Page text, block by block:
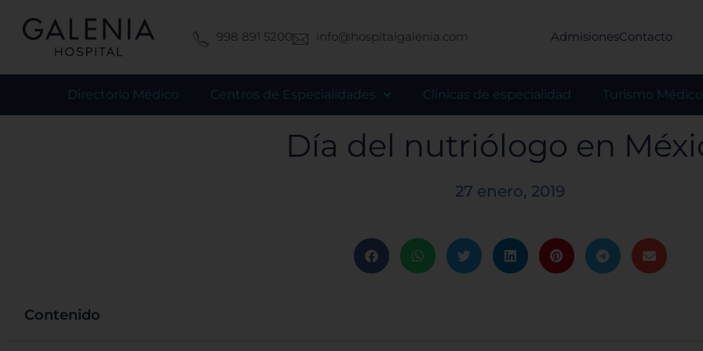
contenido
998 891 5200 info@hospitalgalenia.com AdmisionesContacto
Directorio Médico Centros de Especialidades Clínicas de especialidad Turismo Médico
Día del nutriólogo en
27 enero, 2019
Contenido